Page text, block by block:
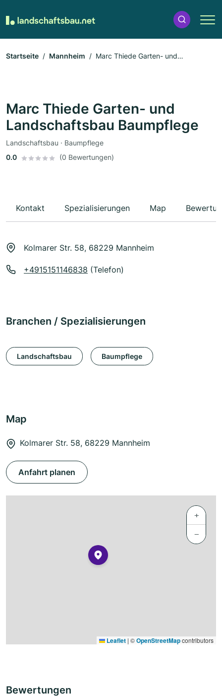
Startseite Mannheim
Marc Thiede Garten- und
Marc Thiede Garten- und
Landschaftsbau Baumpflege
Landschaftsbau · Baumpflege
0.0
(0 Bewertungen)
Kontakt Spezialisierungen Map
Kolmarer Str. 58, 68229 Mannheim
+4915151146838 (Telefon)
Branchen / Spezialisierungen
Landschaftsbau Baumpflege
Map
Kolmarer Str. 58, 68229 Mannheim
Anfahrt planen
+
−
Leaflet | ©OpenStreetMapcontributors
Bewertungen